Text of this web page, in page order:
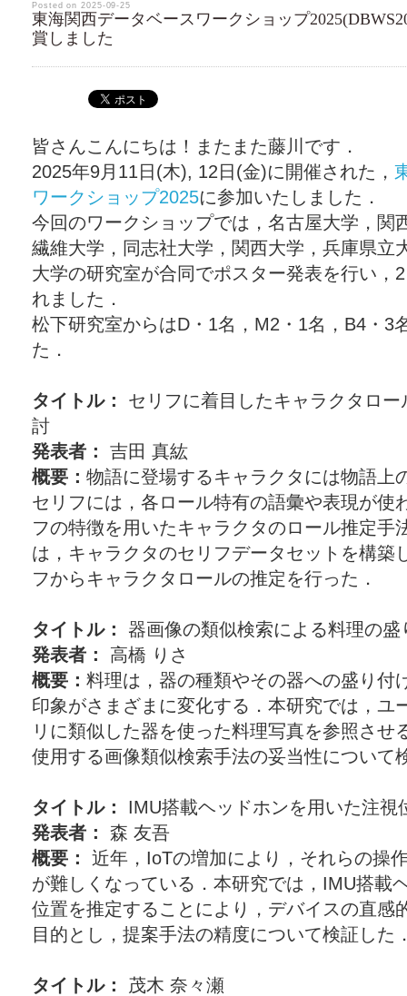
Posted on 2025-09-25
東海関西データベースワークショップ
賞しました
皆さんこんにちは！またまた藤川です．
2025年9月11日 (木), 12 日 (金)に開催された，
ワークショップ2025に参加いたしました．
今回のワークショップでは，名古屋大学，関
繊維大学，同志社大学，関西大学，兵庫県立
大学の研究室が合同でポスター発表を行い， 2
れました．
松下研究室からはD・1名， M2 ・1名， B4 ・3
た．
タイトル： セリフに着目したキャラクタロ
討
発表者： 吉田 真紘
概要： 物語に登場するキャラクタには物語上
セリフには，各ロール特有の語彙や表現が使
フの特徴を用いたキャラクタのロール推定手
は，キャラクタのセリフデータセットを構築
フからキャラクタロールの推定を行った．
タイトル： 器画像の類似検索による料理の
発表者： 高橋 りさ
概要： 料理は，器の種類やその器への盛り付
印象がさまざまに変化する．本研究では，ユ
リに類似した器を使った料理写真を参照させ
使用する画像類似検索手法の妥当性について
タイトル： IMU搭載ヘッドホンを用いた注視
発表者： 森 友吾
概要： 近年，IoTの増加により，それらの操
が難しくなっている．本研究では，IMU搭載
位置を推定することにより，デバイスの直感
目的とし，提案手法の精度について検証した
タイトル： 茂木 奈々瀬